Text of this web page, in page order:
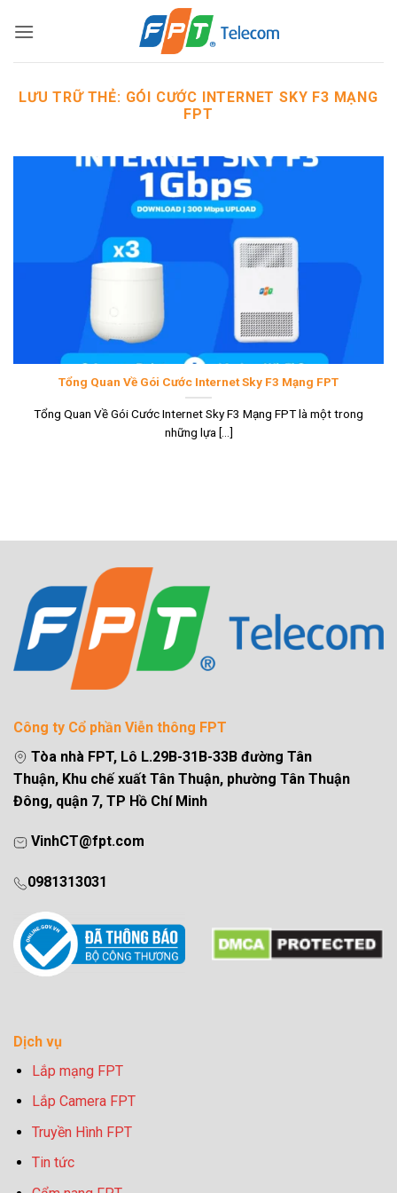
qua
LƯU TRỮ THẺ: GÓI CƯỚC INTERNET SKY F3 MẠNG
FPT
Tổng Quan Về Gói Cước Internet Sky F3 Mạng FPT
Tổng Quan Về Gói Cước Internet Sky F3 Mạng FPT là một trong
những lựa [...]
Công ty Cổ phần Viễn thông FPT
Tòa nhà FPT, Lô L.29B-31B-33B đường Tân
Thuận, Khu chế xuất Tân Thuận, phường Tân Thuận
Đông, quận 7, TP Hồ Chí Minh
VinhCT@fpt.com
0981313031
Dịch vụ
Lắp mạng FPT
Lắp Camera FPT
Truyền Hình FPT
Tin tức